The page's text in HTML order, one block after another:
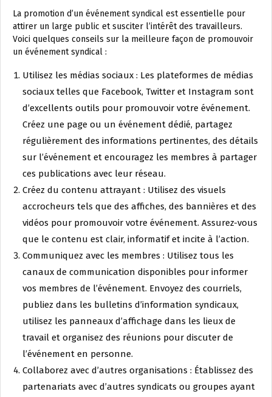
La promotion d’un événement syndical est essentielle pour
attirer un large public et susciter l’intérêt des travailleurs.
Voici quelques conseils sur la meilleure façon de promouvoir
un événement syndical :
Utilisez les médias sociaux : Les plateformes de médias
sociaux telles que Facebook, Twitter et Instagram sont
d’excellents outils pour promouvoir votre événement.
Créez une page ou un événement dédié, partagez
régulièrement des informations pertinentes, des détails
sur l’événement et encouragez les membres à partager
ces publications avec leur réseau.
Créez du contenu attrayant : Utilisez des visuels
accrocheurs tels que des affiches, des bannières et des
vidéos pour promouvoir votre événement. Assurez-vous
que le contenu est clair, informatif et incite à l’action.
Communiquez avec les membres : Utilisez tous les
canaux de communication disponibles pour informer
vos membres de l’événement. Envoyez des courriels,
publiez dans les bulletins d’information syndicaux,
utilisez les panneaux d’affichage dans les lieux de
travail et organisez des réunions pour discuter de
l’événement en personne.
Collaborez avec d’autres organisations : Établissez des
partenariats avec d’autres syndicats ou groupes ayant